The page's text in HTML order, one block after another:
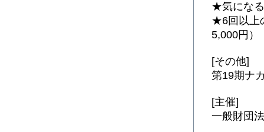
★気にな
★6回以上
5,000円）
[その他]
第19期ナ
[主催]
一般財団